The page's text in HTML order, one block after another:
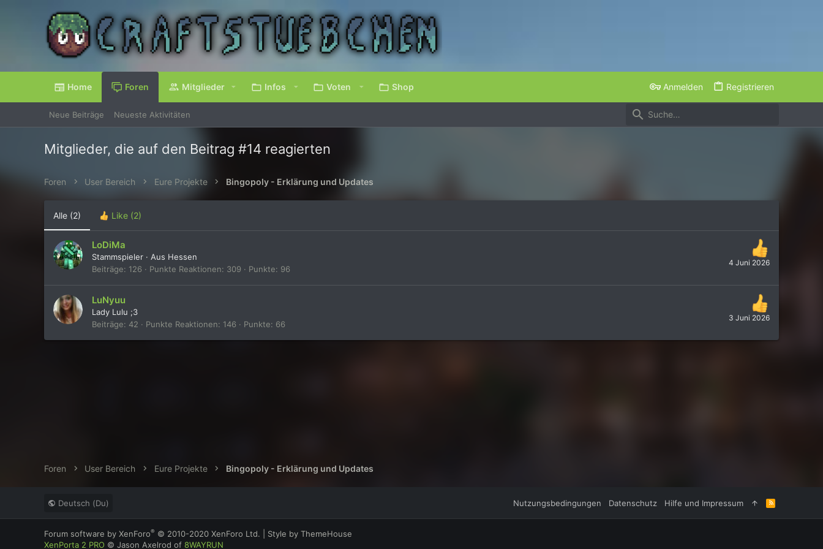
Home Foren Mitglieder Infos Voten Shop Anmelden Registrieren
Neue Beiträge Neueste Aktivitäten
Mitglieder, die auf den Beitrag #14 reagierten
Foren User Bereich Eure Projekte Bingopoly - Erklärung und Updates
Alle (2) Like (2)
4 Juni 2026
LoDiMa
Stammspieler · Aus Hessen
Beiträge
126 Punkte Reaktionen 309 Punkte 96
3 Juni 2026
LuNyuu
Lady Lulu ;3
Beiträge
42 Punkte Reaktionen 146 Punkte 66
Foren User Bereich Eure Projekte Bingopoly - Erklärung und Updates
Deutsch (Du) Nutzungsbedingungen Datenschutz Hilfe und Impressum
R
S
S
Forum software by XenForo® © 2010-2020 XenForo Ltd.
Style by ThemeHouse
XenPorta 2 PRO © Jason Axelrod of 8WAYRUN